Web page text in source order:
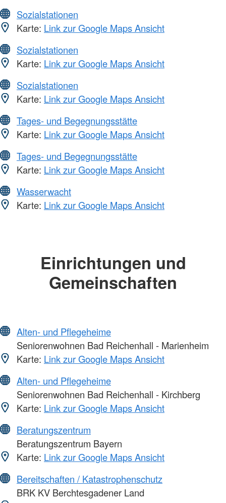
Sozialstationen
Karte: Link zur Google Maps Ansicht
Sozialstationen
Karte: Link zur Google Maps Ansicht
Sozialstationen
Karte: Link zur Google Maps Ansicht
Tages- und Begegnungsstätte
Karte: Link zur Google Maps Ansicht
Tages- und Begegnungsstätte
Karte: Link zur Google Maps Ansicht
Wasserwacht
Karte: Link zur Google Maps Ansicht
Einrichtungen und
Gemeinschaften
Alten- und Pflegeheime
Seniorenwohnen Bad Reichenhall - Marienheim
Karte: Link zur Google Maps Ansicht
Alten- und Pflegeheime
Seniorenwohnen Bad Reichenhall - Kirchberg
Karte: Link zur Google Maps Ansicht
Beratungszentrum
Beratungszentrum Bayern
Karte: Link zur Google Maps Ansicht
Bereitschaften / Katastrophenschutz
BRK KV Berchtesgadener Land